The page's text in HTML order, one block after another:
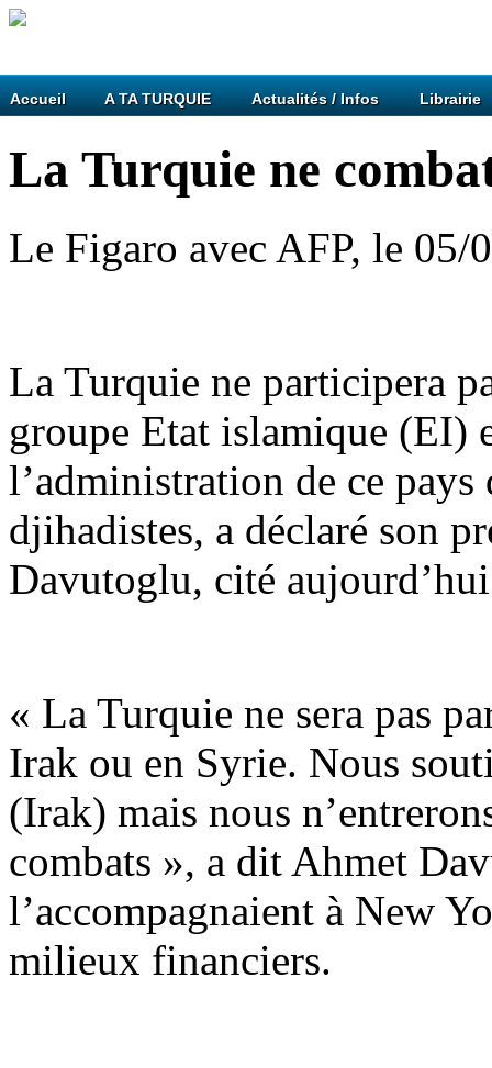
Accueil A TA TURQUIE Actualités / Infos Librairie
La Turquie ne
Le Figaro avec AFP, le 05/
La Turquie ne participera
groupe Etat islamique (EI)
l’administration de ce pays
djihadistes, a déclaré son
Davutoglu, cité
« La Turquie ne sera pas
Irak ou en Syrie. Nous
(Irak) mais nous
combats », a dit Ahmet
l’accompagnaient à New
milieux financiers.